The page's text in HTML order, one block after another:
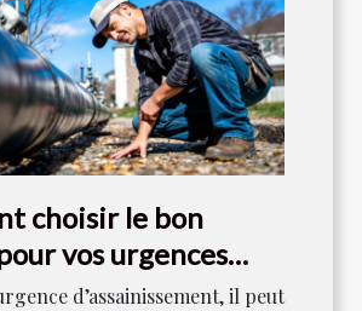
choisir le bon
vos urgences
?
d’assainissement, il peut